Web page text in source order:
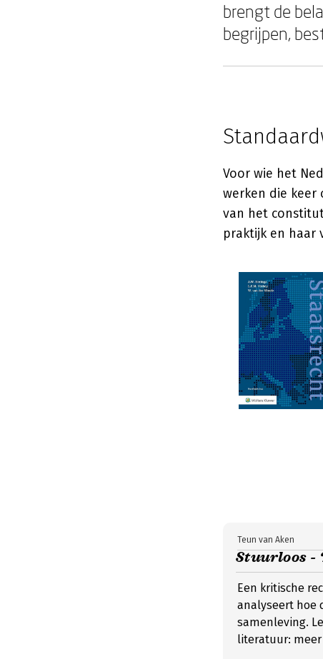
brengt de
begrijpen,
Voor wie het
werken die keer
van het
praktijk en haar
Stuurloos -
Teun van Aken
Een kritische
analyseert hoe
samenleving.
literatuur: meer